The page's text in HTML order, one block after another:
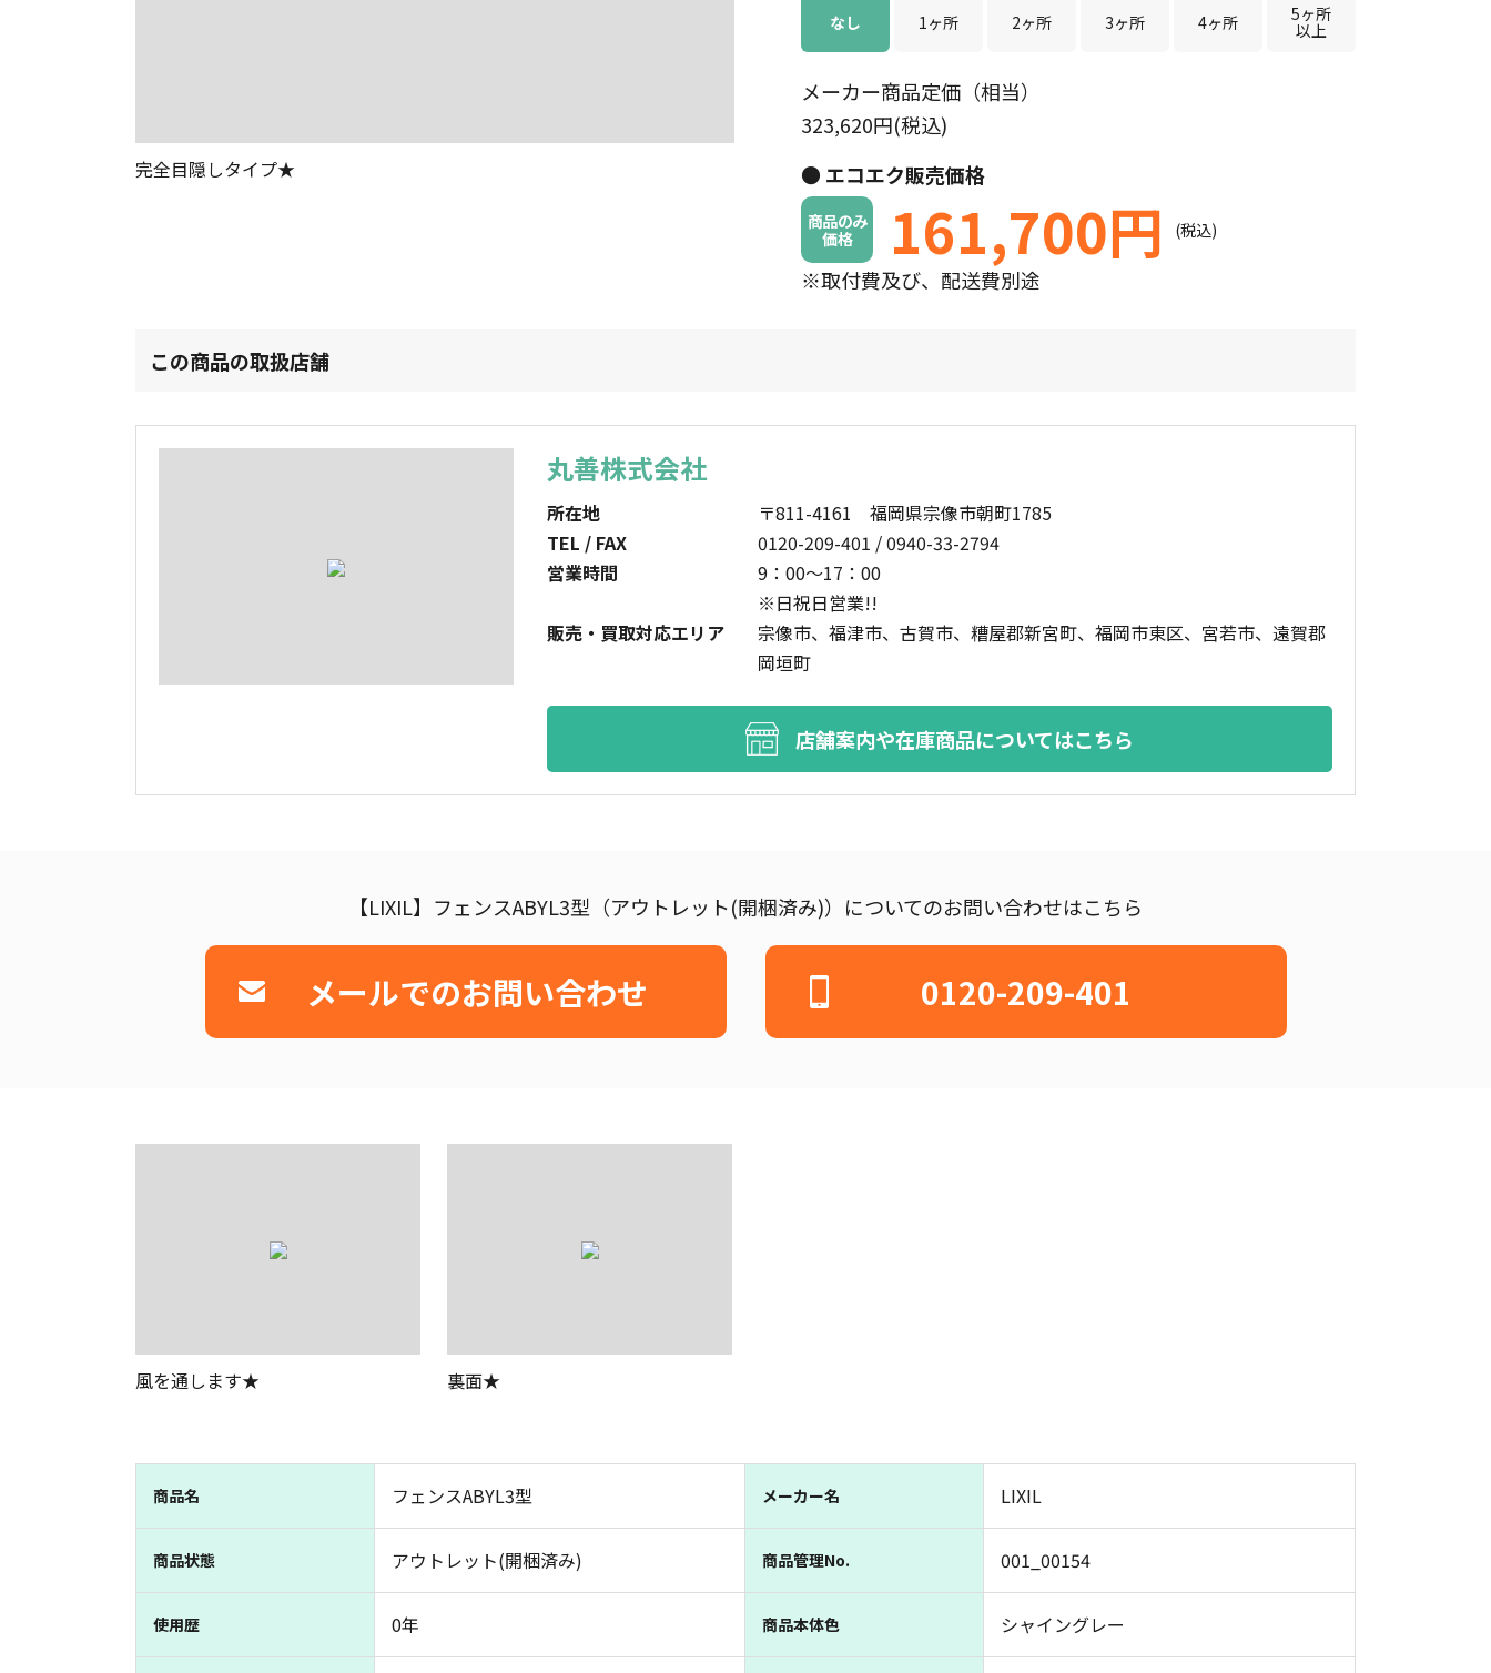
完全目隠しタイプ★
なし 1ヶ所 2ヶ所 3ヶ所 4ヶ所 5ヶ所
以上
メーカー商品定価（相当）
323,620円(税込)
● エコエク販売価格
商品のみ
価格
161,700円 (税込)
※取付費及び、配送費別途
この商品の取扱店舗
丸善株式会社
所在地
〒811-4161 福岡県宗像市朝町1785
TEL / FAX
0120-209-401 / 0940-33-2794
営業時間
9：00～17：00
※日祝日営業!!
販売・買取対応エリア
宗像市、福津市、古賀市、糟屋郡新宮町、福岡市東区、宮若市、遠賀郡
岡垣町
店舗案内や在庫商品についてはこちら
【LIXIL】フェンスABYL3型（アウトレット(開梱済み)）についてのお問い合わせはこちら
メールでのお問い合わせ 0120-209-401
風を通します★ 裏面★
商品名 フェンスABYL3型 メーカー名 LIXIL
商品状態 アウトレット(開梱済み) 商品管理No. 001_00154
使用歴 0年 商品本体色 シャイングレー